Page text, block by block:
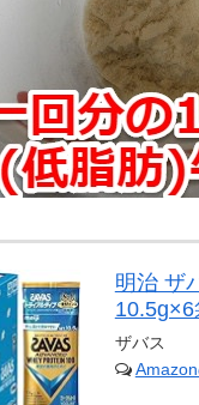
明治 ザ
10.5g×6
ザバス